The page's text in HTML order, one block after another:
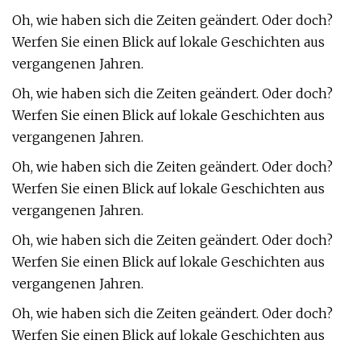
Oh, wie haben sich die Zeiten geändert. Oder doch?
Werfen Sie einen Blick auf lokale Geschichten aus
vergangenen Jahren.
Oh, wie haben sich die Zeiten geändert. Oder doch?
Werfen Sie einen Blick auf lokale Geschichten aus
vergangenen Jahren.
Oh, wie haben sich die Zeiten geändert. Oder doch?
Werfen Sie einen Blick auf lokale Geschichten aus
vergangenen Jahren.
Oh, wie haben sich die Zeiten geändert. Oder doch?
Werfen Sie einen Blick auf lokale Geschichten aus
vergangenen Jahren.
Oh, wie haben sich die Zeiten geändert. Oder doch?
Werfen Sie einen Blick auf lokale Geschichten aus